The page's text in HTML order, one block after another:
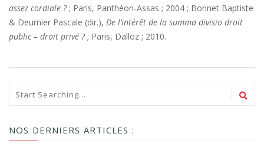
assez cordiale ?; Paris, Panthéon-Assas ; 2004 ; Bonnet Baptiste
& Deumier Pascale (dir.), De l’intérêt de la summa divisio droit
public – droit privé ?; Paris, Dalloz ; 2010.
NOS DERNIERS ARTICLES :